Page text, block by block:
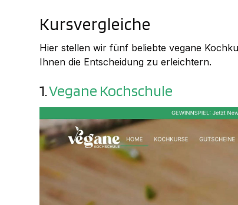
Kursvergleiche
Hier stellen wir fünf beliebte vegane
Ihnen die Entscheidung zu erleichtern.
1.Vegane Kochschule